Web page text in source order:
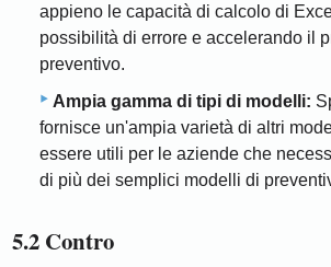
appieno le capacità di calcolo di
possibilità di errore e accelerando il
preventivo.
Ampia gamma di tipi di modelli:
fornisce un'ampia varietà di altri
essere utili per le aziende che
di più dei semplici modelli di
5.2 Contro